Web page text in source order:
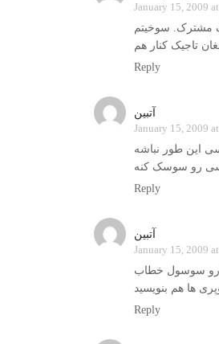
January 15, 2009
مشترک. سوخیتم
Reply
آتبین
January 15, 2009
Reply
آتبین
January 15, 2009
رو سوسول خطاب
Reply